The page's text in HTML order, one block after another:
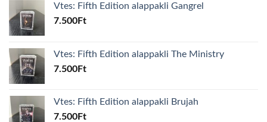
Vtes: Fifth Edition alappakli Gangrel
7.500Ft
Vtes: Fifth Edition alappakli The Ministry
7.500Ft
Vtes: Fifth Edition alappakli Brujah
7.500Ft